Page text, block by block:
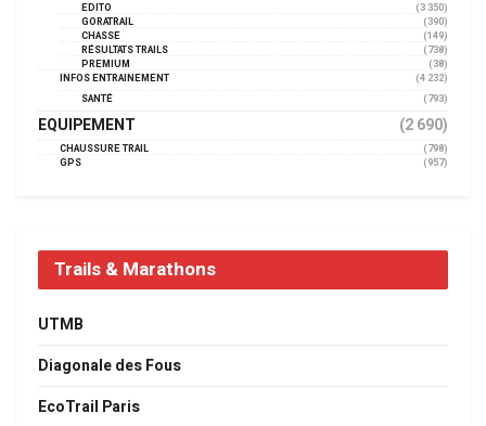
EDITO
(3 350)
GORATRAIL
(390)
CHASSE
(149)
RÉSULTATS TRAILS
(738)
PREMIUM
(38)
INFOS ENTRAINEMENT
(4 232)
SANTÉ
(793)
EQUIPEMENT (2 690)
CHAUSSURE TRAIL
(798)
GPS
(957)
Trails & Marathons
UTMB
Diagonale des Fous
EcoTrail Paris